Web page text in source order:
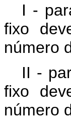
I -
fixo
número
II -
fixo
número